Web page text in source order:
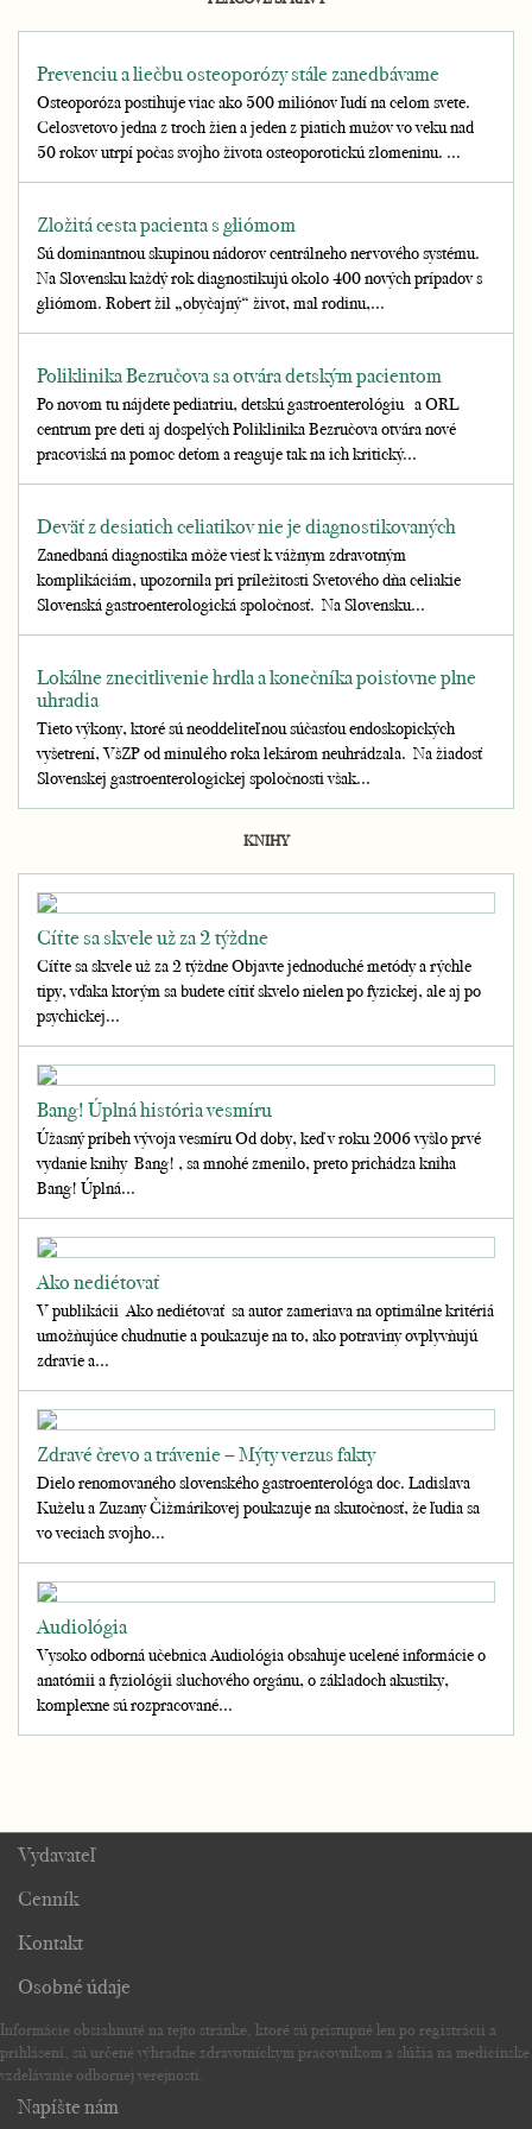
Prevenciu a liečbu osteoporózy stále zanedbávame
Osteoporóza postihuje viac ako 500 miliónov ľudí na celom svete.
Celosvetovo jedna z troch žien a jeden z piatich mužov vo veku nad
50 rokov utrpí počas svojho života osteoporotickú zlomeninu. ...
Zložitá cesta pacienta s gliómom
Sú dominantnou skupinou nádorov centrálneho nervového systému.
Na Slovensku každý rok diagnostikujú okolo 400 nových prípadov s
gliómom. Robert žil „obyčajný“ život, mal rodinu,...
Poliklinika Bezručova sa otvára detským pacientom
Po novom tu nájdete pediatriu, detskú gastroenterológiu a ORL
centrum pre deti aj dospelých Poliklinika Bezručova otvára nové
pracoviská na pomoc deťom a reaguje tak na ich kritický...
Deväť z desiatich celiatikov nie je diagnostikovaných
Zanedbaná diagnostika môže viesť k vážnym zdravotným
komplikáciám, upozornila pri príležitosti Svetového dňa celiakie
Slovenská gastroenterologická spoločnosť. Na Slovensku...
Lokálne znecitlivenie hrdla a konečníka poisťovne plne
uhradia
Tieto výkony, ktoré sú neoddeliteľnou súčasťou endoskopických
vyšetrení, VšZP od minulého roka lekárom neuhrádzala. Na žiadosť
Slovenskej gastroenterologickej spoločnosti však...
KNIHY
Cíťte sa skvele už za 2 týždne
Cíťte sa skvele už za 2 týždne Objavte jednoduché metódy a rýchle
tipy, vďaka ktorým sa budete cítiť skvelo nielen po fyzickej, ale aj po
psychickej...
Bang! Úplná história vesmíru
Úžasný príbeh vývoja vesmíru Od doby, keď v roku 2006 vyšlo prvé
vydanie knihy Bang! , sa mnohé zmenilo, preto prichádza kniha
Bang! Úplná...
Ako nediétovať
V publikácii Ako nediétovať sa autor zameriava na optimálne kritériá
umožňujúce chudnutie a poukazuje na to, ako potraviny ovplyvňujú
zdravie a...
Zdravé črevo a trávenie – Mýty verzus fakty
Dielo renomovaného slovenského gastroenterológa doc. Ladislava
Kuželu a Zuzany Čižmárikovej poukazuje na skutočnosť, že ľudia sa
vo veciach svojho...
Audiológia
Vysoko odborná učebnica Audiológia obsahuje ucelené informácie o
anatómii a fyziológii sluchového orgánu, o základoch akustiky,
komplexne sú rozpracované...
Vydavateľ
Cenník
Kontakt
Osobné údaje
Informácie obsiahnuté na tejto stránke, ktoré sú prístupné len po registrácii a
prihlásení, sú určené výhradne zdravotníckym pracovníkom a slúžia na medicínske
vzdelávanie odbornej verejnosti.
Napíšte nám